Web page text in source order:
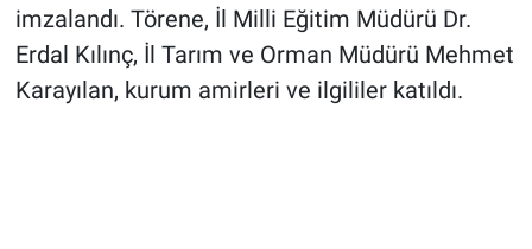
imzalandı. Törene, İl Milli Eğitim Müdürü Dr.
Erdal Kılınç, İl Tarım ve Orman Müdürü Mehmet
Karayılan, kurum amirleri ve ilgililer katıldı.